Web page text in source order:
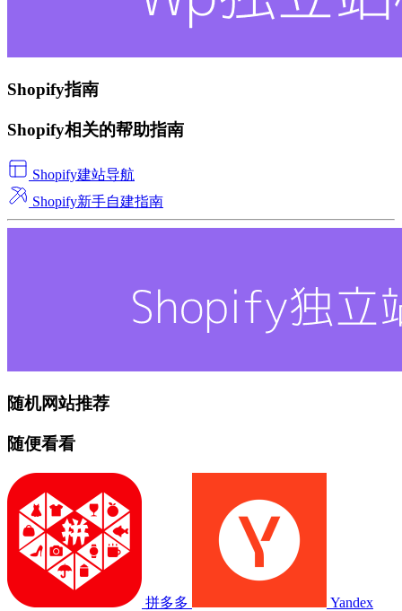
Shopify指南
Shopify相关的帮助指南
Shopify建站导航
Shopify新手自建指南
随机网站推荐
随便看看
拼多多 Yandex